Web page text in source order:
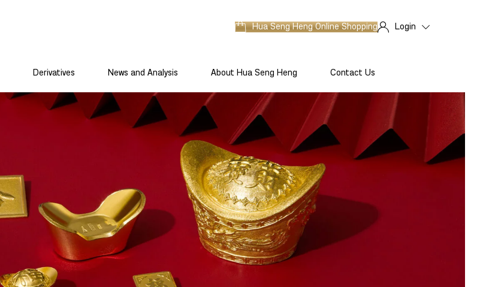
Hua Seng HengOnline Shopping Login
Derivatives News and Analysis About Hua Seng Heng Contact Us